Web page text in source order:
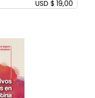
USD $ 19,00